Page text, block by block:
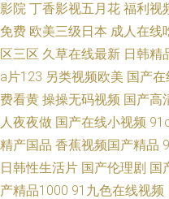
影院 丁香影视五月花 福利视
免费 欧美三级日本 成人在线
区三区 久草在线最新 日韩精
a片123 另类视频欧美 国产在
费看黄 操操无码视频 国产高
人夜夜做 国产在线小视频
精产国品 香蕉视频国产精品
日韩性生活片 国产伦理剧 国
产精品1000 91九色在线视频